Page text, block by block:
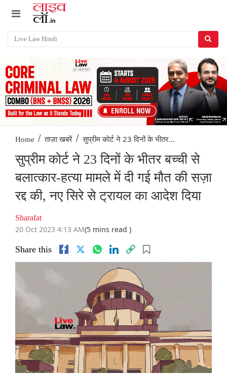
Home / ताज़ा खबरें / सुप्रीम कोर्ट ने 23 दिनों के भीतर...
सुप्रीम कोर्ट ने 23 दिनों के भीतर बच्ची से
बलात्कार-हत्या मामले में दी गई मौत की सज़ा
रद्द की, नए सिरे से ट्रायल का आदेश दिया
Sharafat
20 Oct 2023 4:13 AM(5 mins read )
Share this